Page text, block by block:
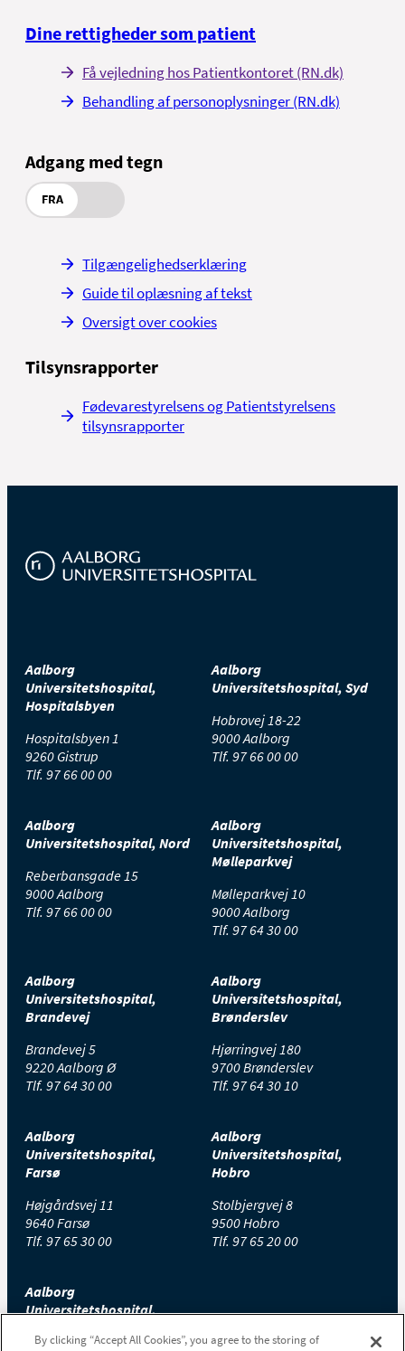
Dine rettigheder som patient
Få vejledning hos Patientkontoret (RN.dk)
Behandling af personoplysninger (RN.dk)
Adgang med tegn
FRA
Tilgængelighedserklæring
Guide til oplæsning af tekst
Oversigt over cookies
Tilsynsrapporter
Fødevarestyrelsens og Patientstyrelsens
tilsynsrapporter
Aalborg
Universitetshospital,
Hospitalsbyen
Hospitalsbyen 1
9260 Gistrup
Tlf. 97 66 00 00
Aalborg
Universitetshospital, Syd
Hobrovej 18-22
9000 Aalborg
Tlf. 97 66 00 00
Aalborg
Universitetshospital, Nord
Reberbansgade 15
9000 Aalborg
Tlf. 97 66 00 00
Aalborg
Universitetshospital,
Mølleparkvej
Mølleparkvej 10
9000 Aalborg
Tlf. 97 64 30 00
Aalborg
Universitetshospital,
Brandevej
Brandevej 5
9220 Aalborg Ø
Tlf. 97 64 30 00
Aalborg
Universitetshospital,
Brønderslev
Hjørringvej 180
9700 Brønderslev
Tlf. 97 64 30 10
Aalborg
Universitetshospital,
Farsø
Højgårdsvej 11
9640 Farsø
Tlf. 97 65 30 00
Aalborg
Universitetshospital,
Hobro
Stolbjergvej 8
9500 Hobro
Tlf. 97 65 20 00
Aalborg
Universitetshospital,
By clicking “Accept All Cookies”, you agree to the storing of